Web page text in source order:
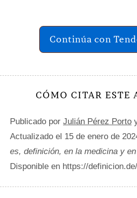
Continúa con
CÓMO CITAR ESTE
Publicado por Julián Pérez Porto
Actualizado el 15 de enero de
es, definición, en la medicina y
Disponible en https://